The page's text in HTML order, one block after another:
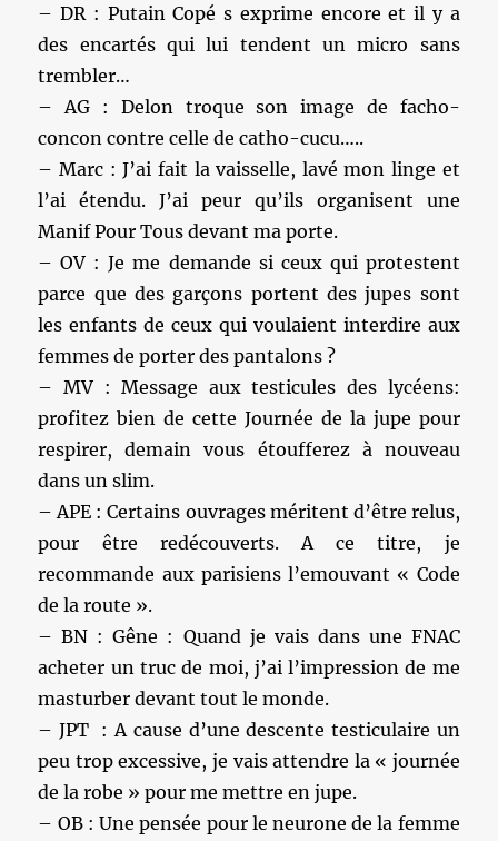
– DR : Putain Copé s exprime encore et il y a
des encartés qui lui tendent un micro sans
trembler…
– AG : Delon troque son image de facho-
concon contre celle de catho-cucu…..
– Marc : J’ai fait la vaisselle, lavé mon linge et
l’ai étendu. J’ai peur qu’ils organisent une
Manif Pour Tous devant ma porte.
– OV : Je me demande si ceux qui protestent
parce que des garçons portent des jupes sont
les enfants de ceux qui voulaient interdire aux
femmes de porter des pantalons ?
– MV : Message aux testicules des lycéens:
profitez bien de cette Journée de la jupe pour
respirer, demain vous étoufferez à nouveau
dans un slim.
– APE : Certains ouvrages méritent d’être relus,
pour être redécouverts. A ce titre, je
recommande aux parisiens l’emouvant « Code
de la route ».
– BN : Gêne : Quand je vais dans une FNAC
acheter un truc de moi, j’ai l’impression de me
masturber devant tout le monde.
– JPT : A cause d’une descente testiculaire un
peu trop excessive, je vais attendre la « journée
de la robe » pour me mettre en jupe.
– OB : Une pensée pour le neurone de la femme